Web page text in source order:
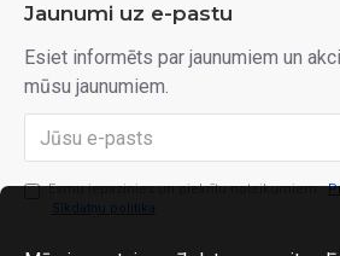
Jaunumi uz e-pastu
Esiet informēts par jaunumiem un
mūsu jaunumiem.
Esmu iepazinies un piekrītu noteikumiem:
Sīkdatņu politika